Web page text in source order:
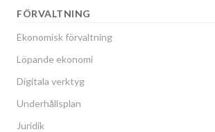
FÖRVALTNING
Ekonomisk förvaltning
Löpande ekonomi
Digitala verktyg
Underhållsplan
Juridik